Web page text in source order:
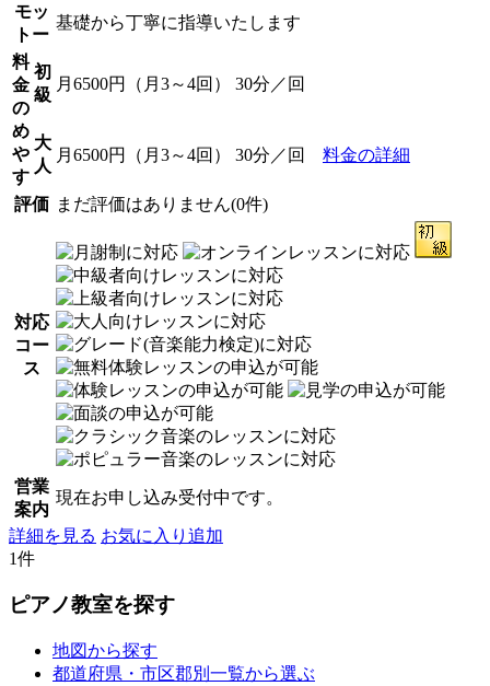
モッ
トー
基礎から丁寧に指導いたします
料
金
の
め
や
す
初
級
月6500円（月3～4回） 30分／回
大
人
月6500円（月3～4回） 30分／回 料金の詳細
評価 まだ評価はありません(0件)
対応
コー
ス
営業
案内
現在お申し込み受付中です。
詳細を見る お気に入り追加
1件
ピアノ教室を探す
地図から探す
都道府県・市区郡別一覧から選ぶ